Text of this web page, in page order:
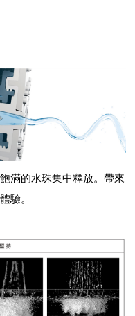
滿的水珠集中釋放。帶來
驗。